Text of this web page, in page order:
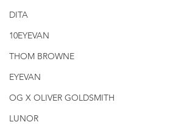
DITA
10EYEVAN
THOM BROWNE
EYEVAN
OG X OLIVER GOLDSMITH
LUNOR